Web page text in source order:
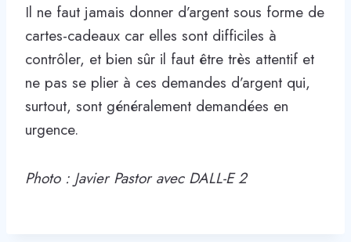
Il ne faut jamais donner d’argent sous forme de
cartes-cadeaux car elles sont difficiles à
contrôler, et bien sûr il faut être très attentif et
ne pas se plier à ces demandes d’argent qui,
surtout, sont généralement demandées en
urgence.
Photo : Javier Pastor avec DALL-E 2